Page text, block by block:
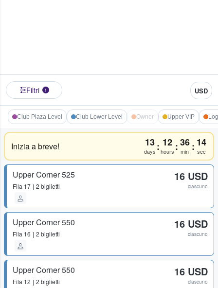
Filtri 1 USD
Club Plaza Level Club Lower Level Owner Upper VIP
Inizia a breve! 13
days : 12
hours :36
min : 14
sec
Upper Corner 525
Fila 17 2 biglietti
16 USD
ciascuno
Upper Corner 550
Fila 16 2 biglietti
16 USD
ciascuno
Upper Corner 550
Fila 12 2 biglietti
16 USD
ciascuno